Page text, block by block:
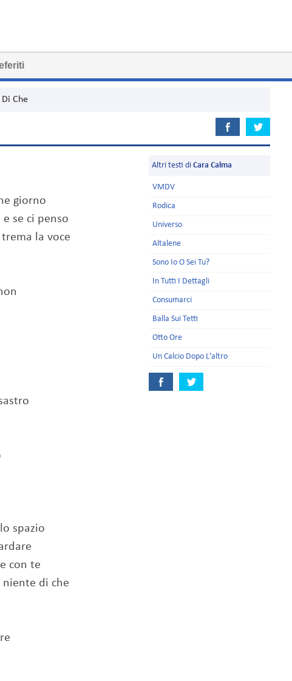
Che
giorno
se ci penso
la voce
spazio
con te
niente di che
Altri testi di Cara Calma
VMDV
Rodica
Universo
Altalene
Sono Io O Sei Tu?
In Tutti I Dettagli
Consumarci
Balla Sui Tetti
Otto Ore
Un Calcio Dopo L'altro